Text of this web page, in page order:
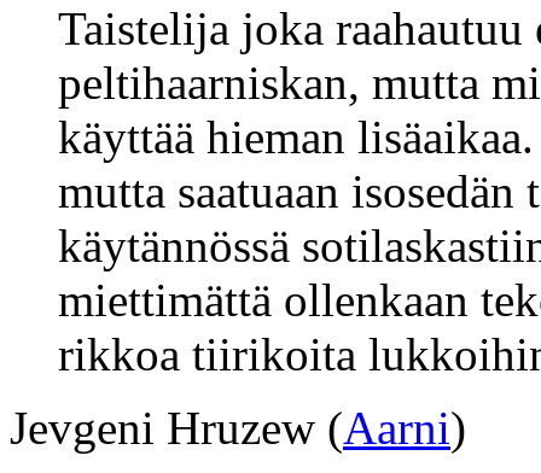
Taistelija joka raahautuu
peltihaarniskan, mutta
käyttää hieman
mutta saatuaan
käytännössä
miettimättä ollenkaan
rikkoa tiirikoita
Jevgeni Hruzew (Aarni)